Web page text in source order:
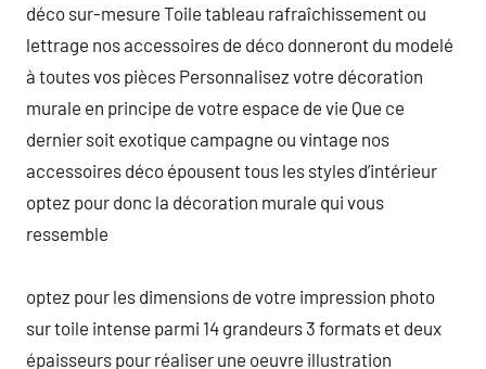
déco sur-mesure Toile tableau rafraîchissement ou
lettrage nos accessoires de déco donneront du modelé
à toutes vos pièces Personnalisez votre décoration
murale en principe de votre espace de vie Que ce
dernier soit exotique campagne ou vintage nos
accessoires déco épousent tous les styles d’intérieur
optez pour donc la décoration murale qui vous
ressemble
optez pour les dimensions de votre impression photo
sur toile intense parmi 14 grandeurs 3 formats et deux
épaisseurs pour réaliser une oeuvre illustration